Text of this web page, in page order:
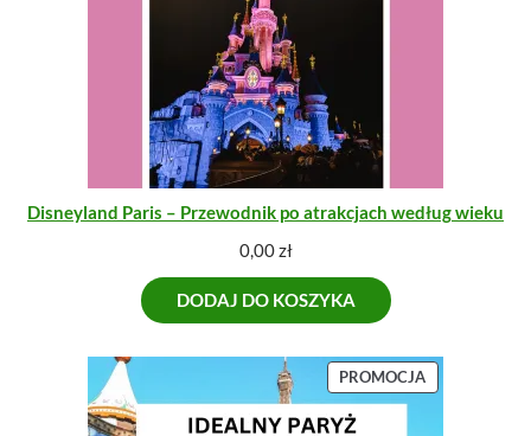
Disneyland Paris – Przewodnik po atrakcjach według wieku
0,00zł
DODAJ DO KOSZYKA
PROMOCJAP
R